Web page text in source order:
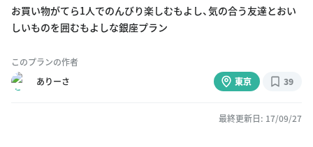
お買い物がてら1人でのんびり楽しむもよし、気の合う友達とおい
しいものを囲むもよしな銀座プラン
このプランの作者
ありーさ
東京 39
最終更新日: 17/09/27